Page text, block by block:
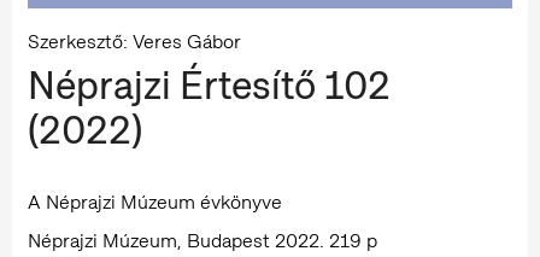
Szerkesztő: Veres Gábor
Néprajzi Értesítő 102
(2022)
A Néprajzi Múzeum évkönyve
Néprajzi Múzeum, Budapest 2022. 219 p